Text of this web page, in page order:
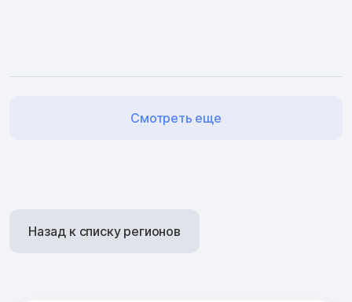
Смотреть еще
Назад к списку регионов